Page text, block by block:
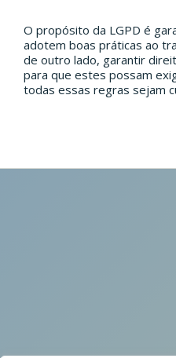
O propósito da LGPD é
adotem boas práticas ao
de outro lado, garantir
para que estes possam
todas essas regras sejam